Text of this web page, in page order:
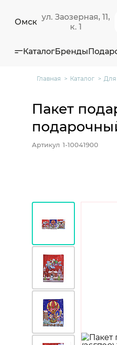
Омск
ул. Заозерная, 11,
к. 1
КаталогБренды
Главная Каталог Для
Пакет
Артикул 1-10041900